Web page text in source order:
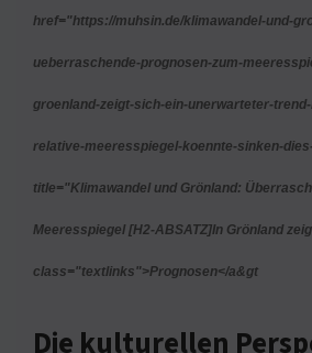
href="https://muhsin.de/klimawandel-und-
ueberraschende-prognosen-zum-
groenland-zeigt-sich-ein-unerwarteter-
relative-meeresspiegel-koennte-sinken-
title="Klimawandel und Grönland:
Meeresspiegel [H2-ABSATZ]In Grönland
class="textlinks">Prognosen</a&gt
Die kulturellen